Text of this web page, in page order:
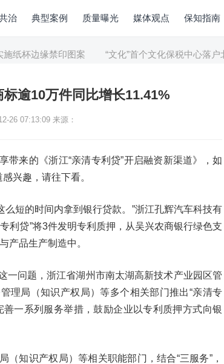
治 典型案例 质量曝光 媒体观点 保知指南
杯边缘禁印图案 “文化”首个文化保税中心落户北京
逾10万件同比增长11.41%
26 07:13:09 来源：
带来的《浙江“亲清专利贷”开启融资新渠道》，如
兴趣，请往下看。
么短的时间内拿到银行贷款。”浙江孔辉汽车科技有
利贷”将3件发明专利质押，从吴兴农商银行绿色支
产品生产制造中。
一问题，浙江省湖州市南太湖高新技术产业园区管
理局（知识产权局）等多个相关部门推出“亲清专
一系列服务举措，鼓励企业以专利质押方式向银
（知识产权局）等相关职能部门，结合“三服务”，